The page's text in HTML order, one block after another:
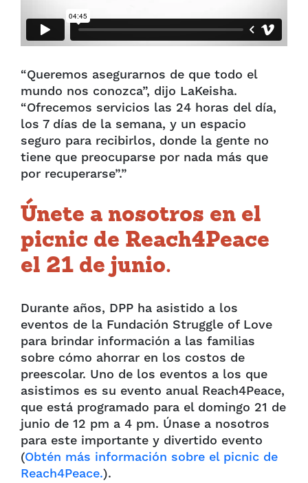
“Queremos asegurarnos de que todo el
mundo nos conozca”, dijo LaKeisha.
“Ofrecemos servicios las 24 horas del día,
los 7 días de la semana, y un espacio
seguro para recibirlos, donde la gente no
tiene que preocuparse por nada más que
por recuperarse”.”
Únete a nosotros en el
picnic de Reach4Peace
el 21 de junio.
Durante años, DPP ha asistido a los
eventos de la Fundación Struggle of Love
para brindar información a las familias
sobre cómo ahorrar en los costos de
preescolar. Uno de los eventos a los que
asistimos es su evento anual Reach4Peace,
que está programado para el domingo 21 de
junio de 12 pm a 4 pm. Únase a nosotros
para este importante y divertido evento
(Obtén más información sobre el picnic de
Reach4Peace.).